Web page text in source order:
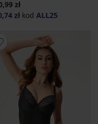
zł
zł kod ALL25